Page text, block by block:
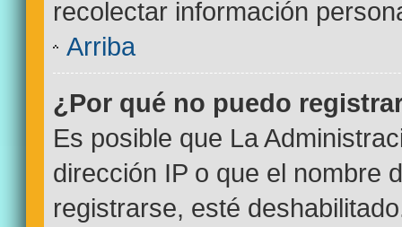
recolectar información
Arriba
¿Por qué no puedo
Es posible que La
dirección IP o que el nombre
registrarse, esté